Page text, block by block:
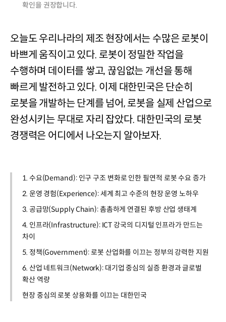
확인을 권장합니다.
오늘도 우리나라의 제조 현장에서는 수많은 로봇이
바쁘게 움직이고 있다. 로봇이 정밀한 작업을
수행하며 데이터를 쌓고, 끊임없는 개선을 통해
빠르게 발전하고 있다. 이제 대한민국은 단순히
로봇을 개발하는 단계를 넘어, 로봇을 실제 산업으로
완성시키는 무대로 자리 잡았다. 대한민국의 로봇
경쟁력은 어디에서 나오는지 알아보자.
1. 수요(Demand): 인구 구조 변화로 인한 필연적 로봇 수요 증가
2. 운영 경험(Experience): 세계 최고 수준의 현장 운영 노하우
3. 공급망(Supply Chain): 촘촘하게 연결된 후방 산업 생태계
4. 인프라(Infrastructure): ICT 강국의 디지털 인프라가 만드는
차이
5. 정책(Government): 로봇 산업화를 이끄는 정부의 강력한 지원
6. 산업 네트워크(Network): 대기업 중심의 실증 환경과 글로벌
확산 역량
현장 중심의 로봇 상용화를 이끄는 대한민국